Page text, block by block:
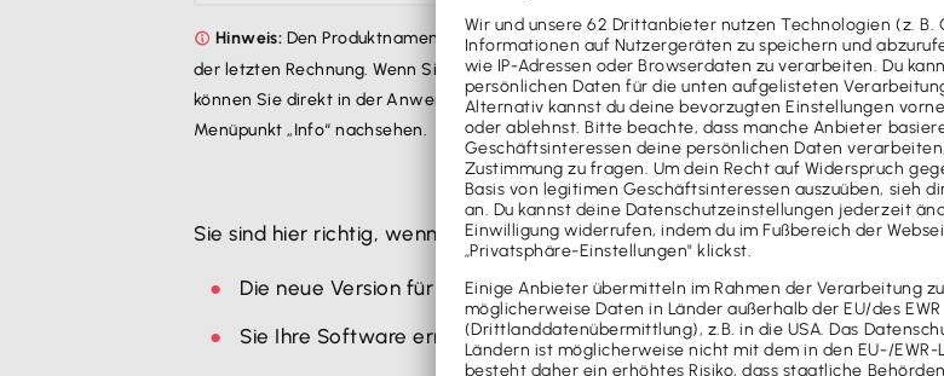
Hinweis: Den Produktnamen Ihrer erworbenen Software entnehmen Sie
der letzten Rechnung. Wenn Sie bereits eine Lexware Software nutzen,
können Sie direkt in der Anwendung beim Fragezeichen-Symbol unter dem
Menüpunkt „Info“ nachsehen.
Sie sind hier richtig, wenn Sie zum Beispiel:
Die neue Version für Ihre Software installieren möchten
Sie Ihre Software erneut installieren müssen